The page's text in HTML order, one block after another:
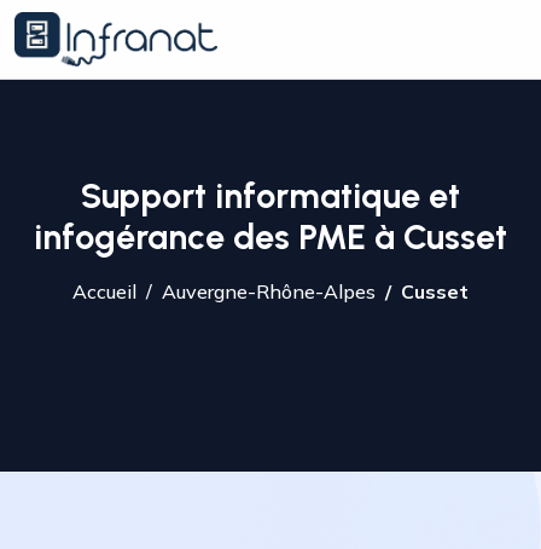
Support informatique et
infogérance des PME à Cusset
Accueil Auvergne-Rhône-Alpes Cusset